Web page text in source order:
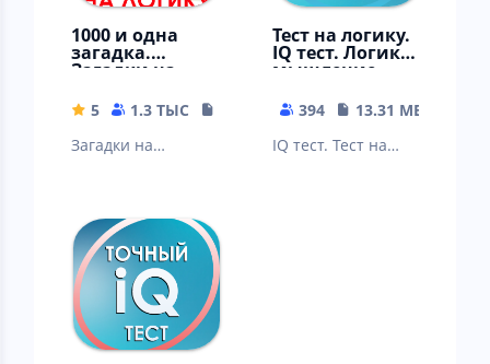
1000 и одна
загадка.
Загадки на
5 1.3 ТЫС
14.57 MB
Загадки на
ответами. Ребусы.
Шарады.
Тест на логику.
IQ тест. Логика,
мышление.
394
13.31 MB
IQ тест. Тест на